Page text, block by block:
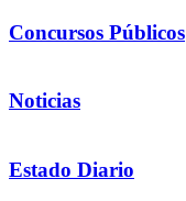
Concursos Públicos
Noticias
Estado Diario